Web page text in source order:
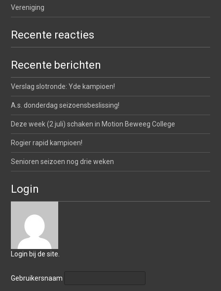
Vereniging
Recente reacties
Recente berichten
Verslag slotronde: Yde kampioen!
A.s. donderdag seizoensbeslissing!
Deze week (2 juli) schaken in Motion Beweeg College
Rogier rapid kampioen!
Senioren seizoen nog drie weken
Login
Login bij de site.
Gebruikersnaam